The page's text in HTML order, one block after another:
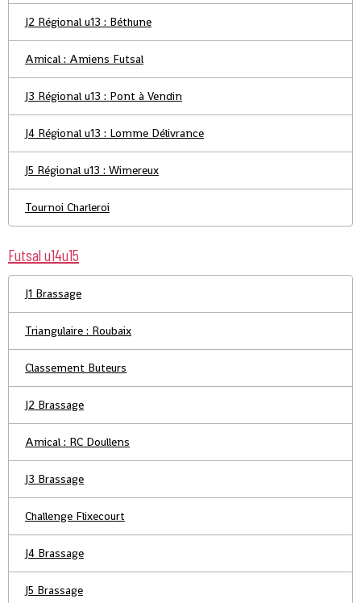
J2 Régional u13 : Béthune
Amical : Amiens Futsal
J3 Régional u13 : Pont à Vendin
J4 Régional u13 : Lomme Délivrance
J5 Régional u13 : Wimereux
Tournoi Charleroi
Futsal u14u15
J1 Brassage
Triangulaire : Roubaix
Classement Buteurs
J2 Brassage
Amical : RC Doullens
J3 Brassage
Challenge Flixecourt
J4 Brassage
J5 Brassage